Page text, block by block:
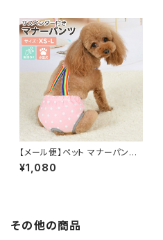
【メール便】ペット マナーパンツ
おむつ ドッグウェア サスペンダ
ー しっぽ穴付き 犬／pets087
¥1,080
その他の商品